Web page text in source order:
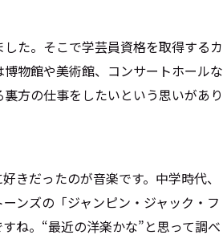
た。そこで学芸員資格を取得するカ
物館や美術館、コンサートホールな
方の仕事をしたいという思いがあり
きだったのが音楽です。中学時代、
ンズの「ジャンピン・ジャック・フ
ね。“最近の洋楽かな”と思って調べ